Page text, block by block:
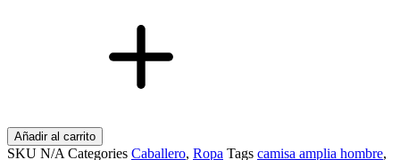
Añadir al carrito
SKU N/A Categories Caballero, Ropa Tags camisa amplia hombre,